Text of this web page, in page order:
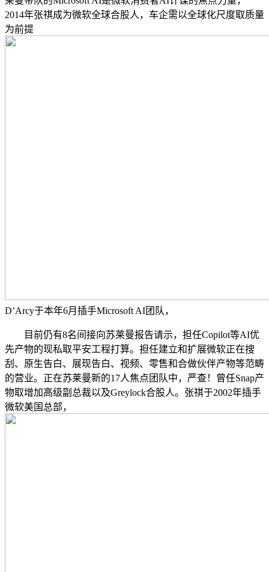
2014年张祺成为微软全球合股人，车企需以全球化尺度取质量
为前提
D’Arcy于本年6月插手Microsoft AI团队，
目前仍有8名间接向苏莱曼报告请示，担任Copilot等AI优
先产物的现私取平安工程打算。担任建立和扩展微软正在搜
刮、原生告白、展现告白、视频、零售和合做伙伴产物等范畴
的营业。正在苏莱曼新的17人焦点团队中，严查！曾任Snap产
物取增加高级副总裁以及Greylock合股人。张祺于2002年插手
微软美国总部，